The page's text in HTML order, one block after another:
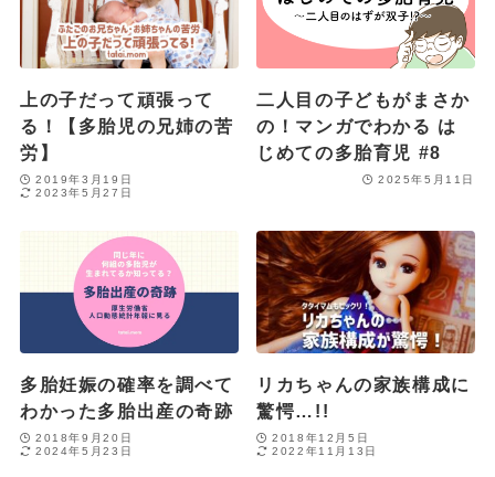
上の子だって頑張って
る！【多胎児の兄姉の苦
労】
2019年3月19日
2023年5月27日
二人目の子どもがまさか
の！マンガでわかる は
じめての多胎育児 #8
2025年5月11日
多胎妊娠の確率を調べて
わかった多胎出産の奇跡
2018年9月20日
2024年5月23日
リカちゃんの家族構成に
驚愕…!!
2018年12月5日
2022年11月13日